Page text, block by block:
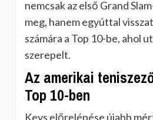
nemcsak az első Grand
meg, hanem egyúttal
számára a Top 10-be, ahol
szerepelt.
Az amerikai
Top 10-ben
Keys előrelépése újabb